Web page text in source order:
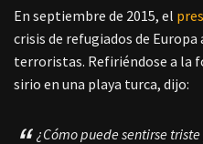
En septiembre de 2015, el
crisis de refugiados de
terroristas. Refiriéndose a la
sirio en una playa turca, dijo:
¿Cómo puede sentirse